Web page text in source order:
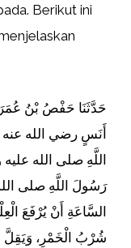
Berikut ini
حَدَّثَنَا حَفْصُ بْنُ
أَنَسٍ رضي الله
اللَّهِ صلى الله
رَسُولَ اللَّهِ صلى
‌السَّاعَةِ ‌أَنْ ‌يُرْفَعَ
‌شُرْبُ ‌الْخَمْرِ، ‌وَيَقِلَّ